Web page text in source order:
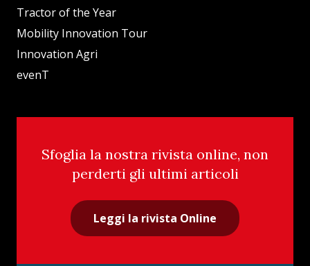
Tractor of the Year
Mobility Innovation Tour
Innovation Agri
evenT
Sfoglia la nostra rivista online, non
perderti gli ultimi articoli
Leggi la rivista Online